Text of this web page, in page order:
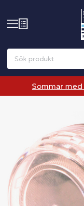
Sommar